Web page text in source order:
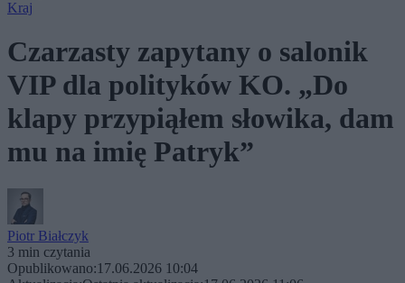
Kraj
Czarzasty zapytany o salonik
VIP dla polityków KO. „Do
klapy przypiąłem słowika, dam
mu na imię Patryk”
Piotr Białczyk
3 min czytania
Opublikowano:17.06.2026 10:04